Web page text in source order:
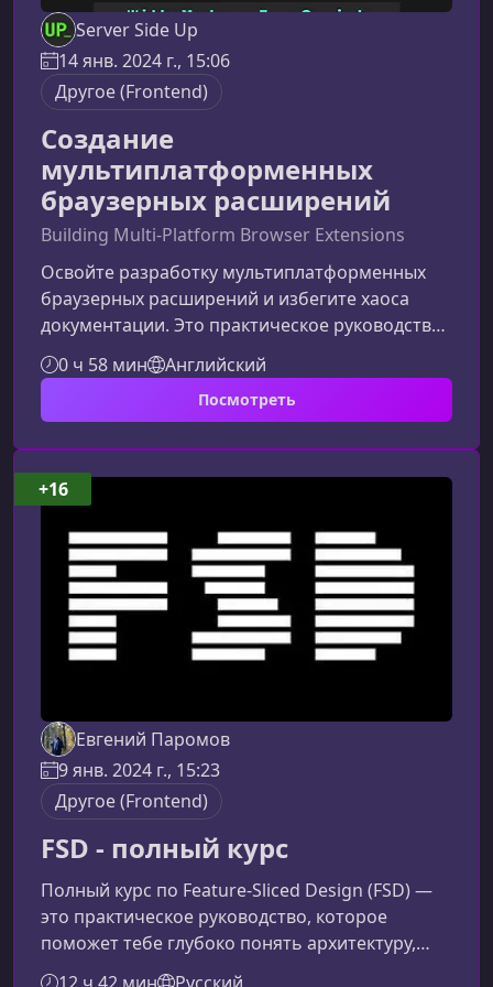
Server Side Up
14 янв. 2024 г., 15:06
Другое (Frontend)
Создание
мультиплатформенных
браузерных расширений
Building Multi-Platform Browser Extensions
Освойте разработку мультиплатформенных
браузерных расширений и избегите хаоса
документации. Это практическое руководство
поможет вам быстро и уверенно пройти путь
от идеи до полностью работающего
расширения для Chrome, Firefox, Edge и Safari.
все сложности на собственном опыте — и
теперь делится готовыми решениями,
шаблонами и проверенными
подходами.Почему стоит изучить разработку
браузерных расширений
0 ч 58 мин Английский
Посмотреть
Евгений Паромов
9 янв. 2024 г., 15:23
Другое (Frontend)
FSD - полный курс
Полный курс по Feature-Sliced Design (FSD) —
это практическое руководство, которое
поможет тебе глубоко понять архитектуру,
стандарты и подходы, позволяющие создавать
+16